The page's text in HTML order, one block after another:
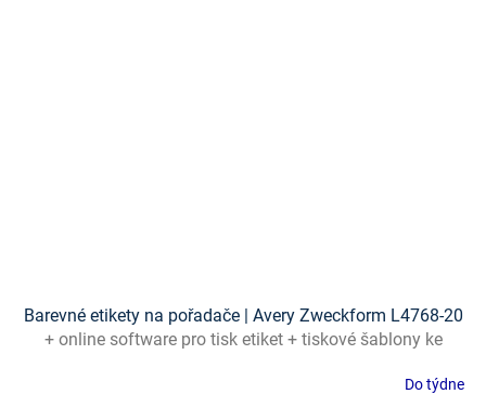
Barevné etikety na pořadače | Avery Zweckform L4768-20
+ online software pro tisk etiket + tiskové šablony ke
Do týdne